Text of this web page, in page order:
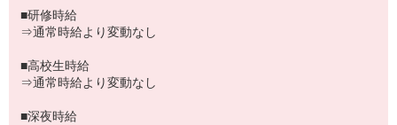
能◎
ライベートもお得に。
仲間と協力しながら働く楽しさを感じたい方、人と接する仕事が好
■研修時給
⇒通常時給より変動なし
■高校生時給
⇒通常時給より変動なし
■深夜時給